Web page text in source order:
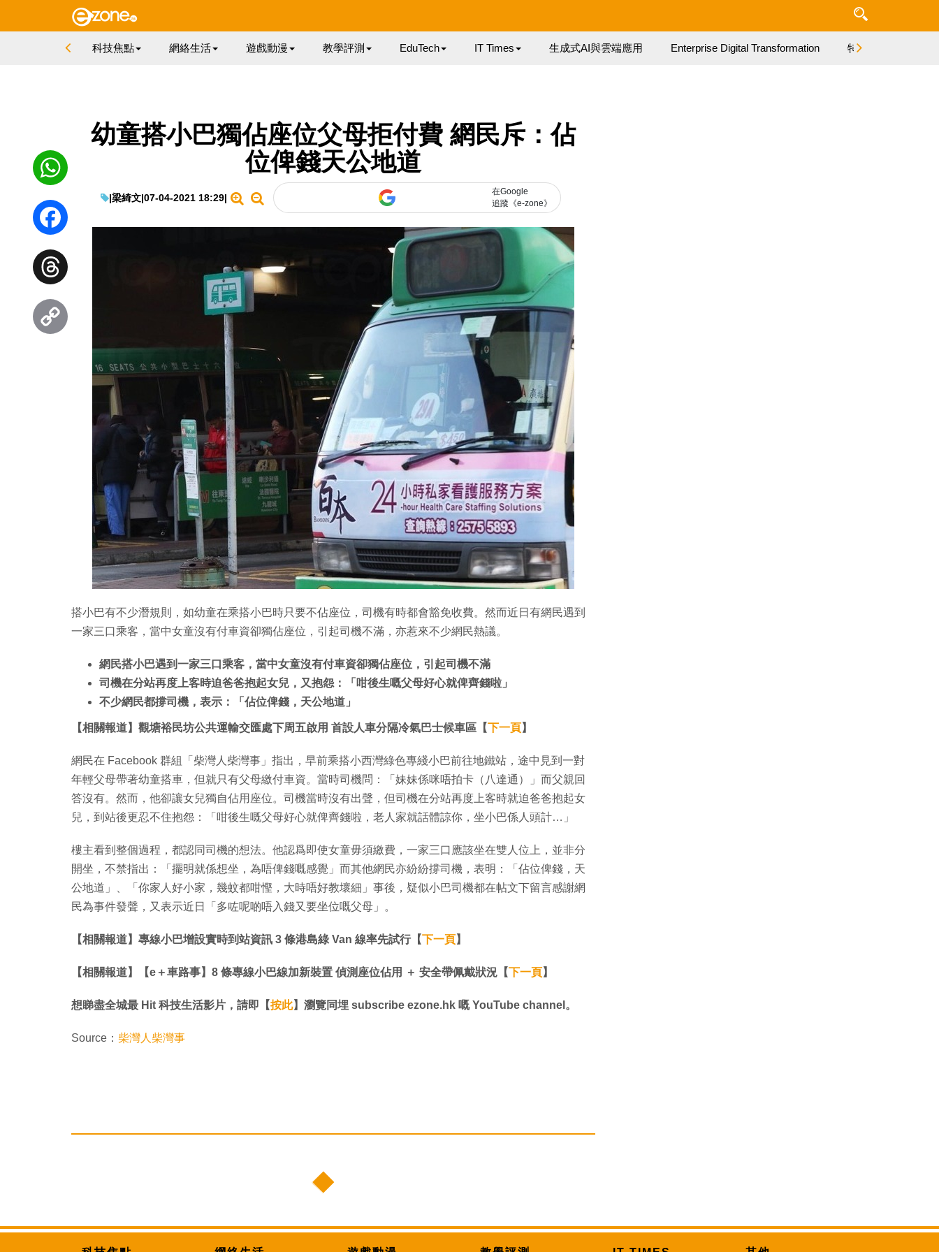
科技焦點 網絡生活 遊戲動漫 教學評測 EduTech IT Times 生成式AI與雲端應用 Enterprise Digital Transformation 特集
幼童搭小巴獨佔座位父母拒付費 網民斥：佔
位俾錢天公地道
|梁綺文|07-04-2021 18:29|
在Google
追蹤《e-zone》
搭小巴有不少潛規則，如幼童在乘搭小巴時只要不佔座位，司機有時都會豁免收費。然而近日有網民遇到
一家三口乘客，當中女童沒有付車資卻獨佔座位，引起司機不滿，亦惹來不少網民熱議。
網民搭小巴遇到一家三口乘客，當中女童沒有付車資卻獨佔座位，引起司機不滿
司機在分站再度上客時迫爸爸抱起女兒，又抱怨：「咁後生嘅父母好心就俾齊錢啦」
不少網民都撐司機，表示：「佔位俾錢，天公地道」
【相關報道】觀塘裕民坊公共運輸交匯處下周五啟用 首設人車分隔冷氣巴士候車區【下一頁】
網民在 Facebook 群組「柴灣人柴灣事」指出，早前乘搭小西灣綠色專綫小巴前往地鐵站，途中見到一對
年輕父母帶著幼童搭車，但就只有父母繳付車資。當時司機問：「妹妹係咪唔拍卡（八達通）」而父親回
答沒有。然而，他卻讓女兒獨自佔用座位。司機當時沒有出聲，但司機在分站再度上客時就迫爸爸抱起女
兒，到站後更忍不住抱怨：「咁後生嘅父母好心就俾齊錢啦，老人家就話體諒你，坐小巴係人頭計…」
樓主看到整個過程，都認同司機的想法。他認爲即使女童毋須繳費，一家三口應該坐在雙人位上，並非分
開坐，不禁指出：「擺明就係想坐，為唔俾錢嘅感覺」而其他網民亦紛紛撐司機，表明：「佔位俾錢，天
公地道」、「你家人好小家，幾蚊都咁慳，大時唔好教壞細」事後，疑似小巴司機都在帖文下留言感謝網
民為事件發聲，又表示近日「多咗呢啲唔入錢又要坐位嘅父母」。
【相關報道】專線小巴增設實時到站資訊 3 條港島綠 Van 線率先試行【下一頁】
【相關報道】【e＋車路事】8 條專線小巴線加新裝置 偵測座位佔用 ＋ 安全帶佩戴狀況【下一頁】
想睇盡全城最 Hit 科技生活影片，請即【按此】瀏覽同埋 subscribe ezone.hk 嘅 YouTube channel。
Source： 柴灣人柴灣事
WhatsApp
Facebook
Threads